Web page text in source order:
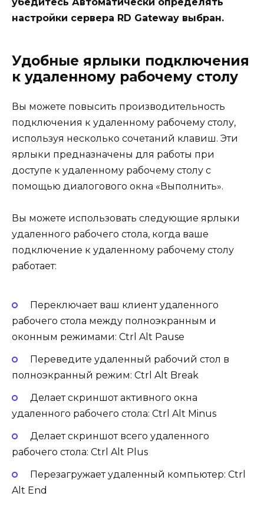
настройки сервера RD Gateway выбран.
Удобные ярлыки подключения
к удаленному рабочему столу
Вы можете повысить производительность
подключения к удаленному рабочему столу,
используя несколько сочетаний клавиш. Эти
ярлыки предназначены для работы при
доступе к удаленному рабочему столу с
помощью диалогового окна «Выполнить».
Вы можете использовать следующие ярлыки
удаленного рабочего стола, когда ваше
подключение к удаленному рабочему столу
работает:
Переключает ваш клиент удаленного
рабочего стола между полноэкранным и
оконным режимами: Ctrl Alt Pause
Переведите удаленный рабочий стол в
полноэкранный режим: Ctrl Alt Break
Делает скриншот активного окна
удаленного рабочего стола: Ctrl Alt Minus
Делает скриншот всего удаленного
рабочего стола: Ctrl Alt Plus
Перезагружает удаленный компьютер: Ctrl
Alt End